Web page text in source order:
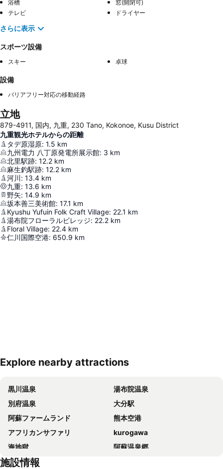
浴槽
窓(開閉可)
テレビ
ドライヤー
さらに表示
スポーツ設備
スキー 卓球
設備
バリアフリー対応の移動経路
立地
879-4911, 国内, 九重, 230 Tano, Kokonoe, Kusu District
九重観光ホテルからの距離
タデ原湿原: 1.5 km
九州電力 八丁原発電所展示館: 3 km
北里駅跡: 12.2 km
麻生釣駅跡: 12.2 km
河川: 13.4 km
九重: 13.6 km
野矢: 14.9 km
坂本善三美術館: 17.1 km
Kyushu Yufuin Folk Craft Village: 22.1 km
湯布院フローラルビレッジ: 22.2 km
Floral Village: 22.4 km
仁川国際空港: 650.9 km
地図を拡大
Explore nearby attractions
黒川温泉
湯布院温泉
別府温泉
大分駅
阿蘇ファームランド
熊本空港
アフリカンサファリ
kurogawa
海地獄
阿蘇温泉郷
長湯温泉
施設情報